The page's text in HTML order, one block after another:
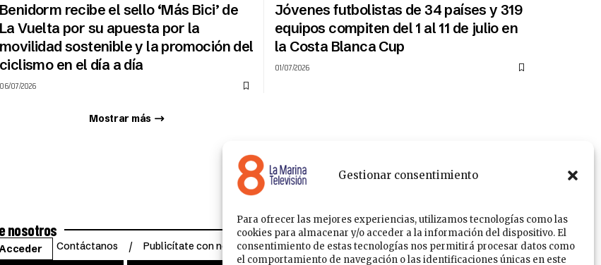
Gestionar consentimiento
Para ofrecer las mejores experiencias, utilizamos tecnologías como las
cookies para almacenar y/o acceder a la información del dispositivo. El
consentimiento de estas tecnologías nos permitirá procesar datos como
el comportamiento de navegación o las identificaciones únicas en este
Benidorm recibe el sello ‘Más Bici’ de
La Vuelta por su apuesta por la
movilidad sostenible y la promoción del
ciclismo en el día a día
06/07/2026
Jóvenes futbolistas de 34 países y 319
equipos compiten del 1 al 11 de julio en
la Costa Blanca Cup
01/07/2026
Mostrar más
nosotros
Contáctanos Publicítate con nosotros Política de Privacidad Política de Cookies